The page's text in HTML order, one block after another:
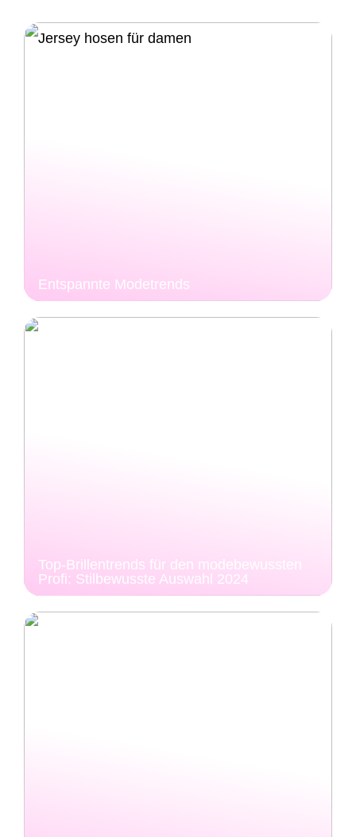
Entspannte Modetrends
Top-Brillentrends für den modebewussten
Profi: Stilbewusste Auswahl 2024